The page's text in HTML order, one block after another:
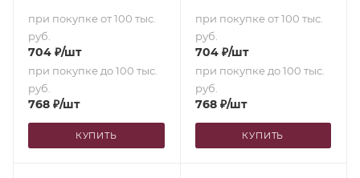
при покупке от 100 тыс.
руб.
704 ₽/шт
при покупке до 100 тыс.
руб.
768 ₽/шт
КУПИТЬ
при покупке от 100 тыс.
руб.
704₽/шт
при покупке до 100 тыс.
руб.
768₽/шт
КУПИТЬ